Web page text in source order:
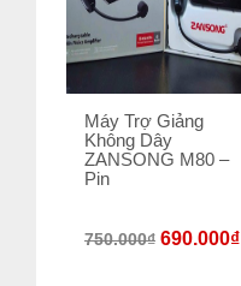
Máy Trợ Giảng
Không Dây
ZANSONG M80 –
Pin
750.000₫ 690.000₫